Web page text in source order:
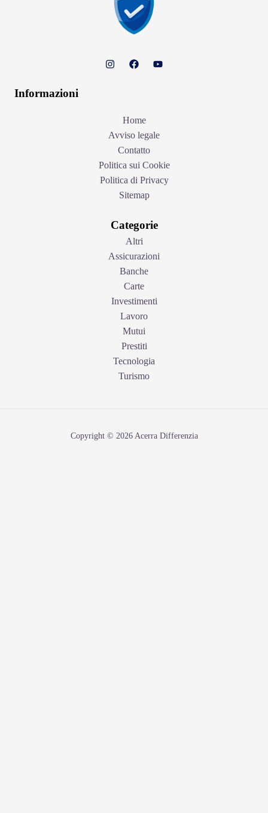
Informazioni
Home
Avviso legale
Contatto
Politica sui Cookie
Politica di Privacy
Sitemap
Categorie
Altri
Assicurazioni
Banche
Carte
Investimenti
Lavoro
Mutui
Prestiti
Tecnologia
Turismo
Copyright © 2026 Acerra Differenzia